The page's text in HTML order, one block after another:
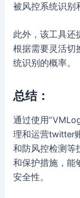
被风控系统识别
此外，该工具还
根据需要灵活切
统识别的概率。
总结：
通过使用
理和运营twitter
和防风控检测等
和保护措施，能
安全性。